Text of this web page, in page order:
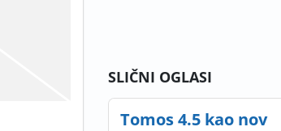
SLIČNI OGLASI
Tomos 4.5 kao nov